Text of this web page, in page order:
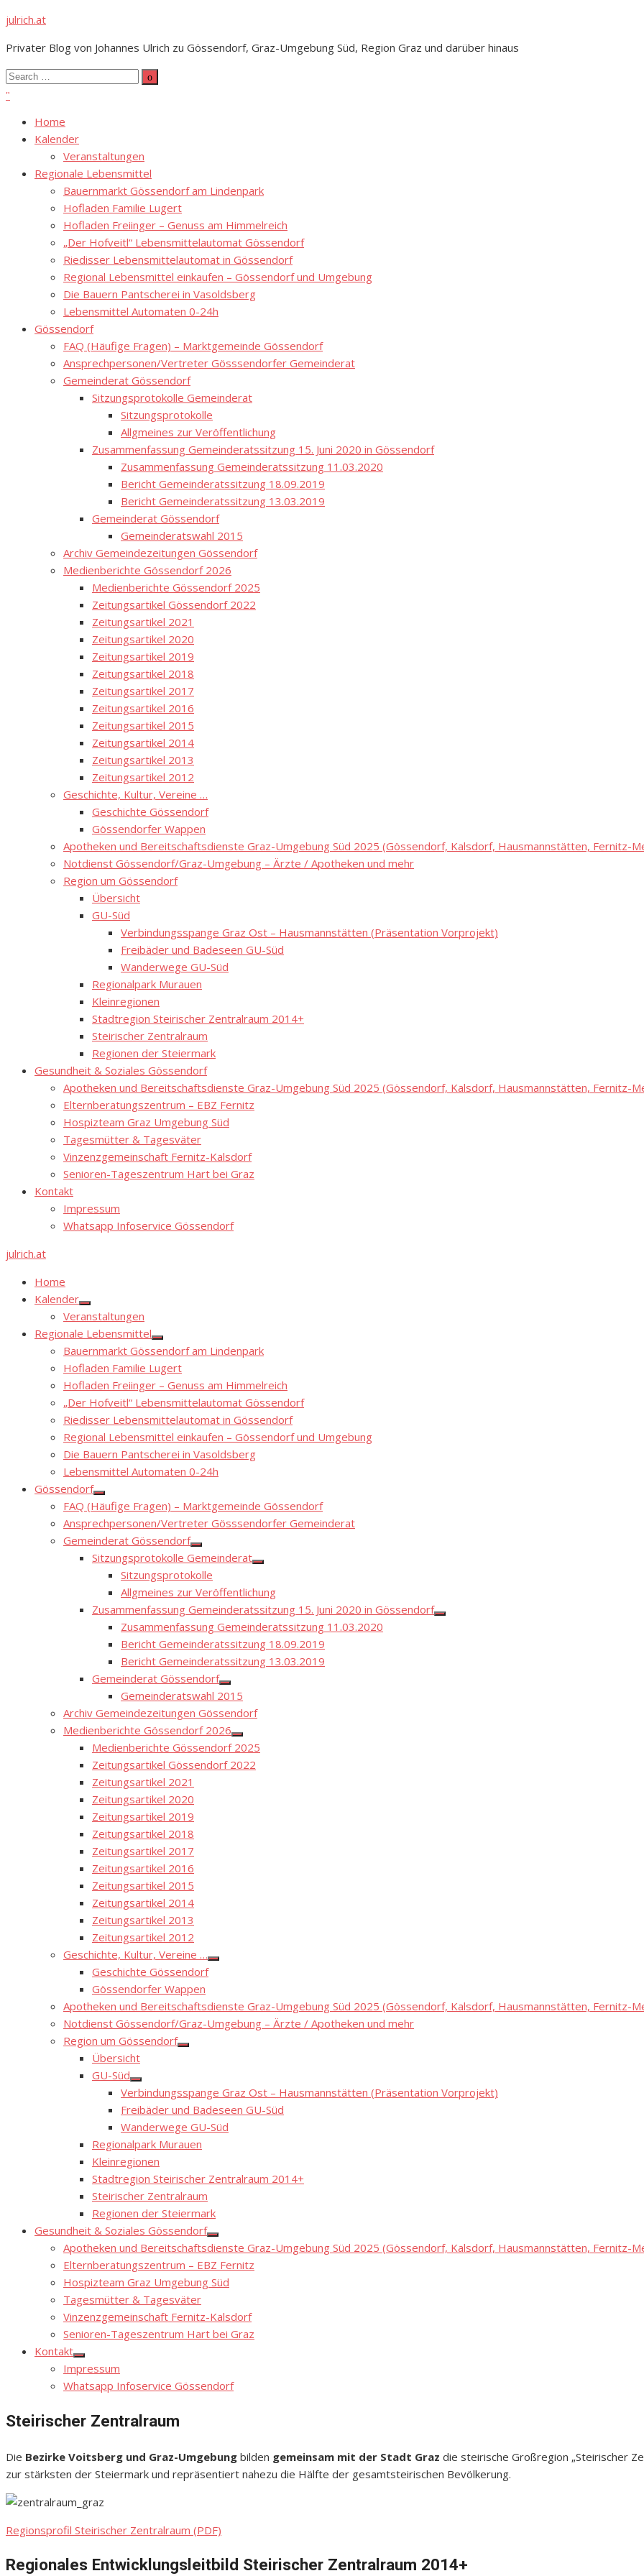
Skip
content
julrich.at
Privater Blog von Johannes Ulrich zu Gössendorf, Graz-Umgebung Süd, Region Graz und darüber hinaus
Search
for:
Search
Home
Kalender
Veranstaltungen
Regionale Lebensmittel
Bauernmarkt Gössendorf am Lindenpark
Hofladen Familie Lugert
Hofladen Freiinger – Genuss am Himmelreich
„Der Hofveitl“ Lebensmittelautomat Gössendorf
Riedisser Lebensmittelautomat in Gössendorf
Regional Lebensmittel einkaufen – Gössendorf und Umgebung
Die Bauern Pantscherei in Vasoldsberg
Lebensmittel Automaten 0-24h
Gössendorf
FAQ (Häufige Fragen) – Marktgemeinde Gössendorf
Ansprechpersonen/Vertreter Gösssendorfer Gemeinderat
Gemeinderat Gössendorf
Sitzungsprotokolle Gemeinderat
Sitzungsprotokolle
Allgmeines zur Veröffentlichung
Zusammenfassung Gemeinderatssitzung 15. Juni 2020 in Gössendorf
Zusammenfassung Gemeinderatssitzung 11.03.2020
Bericht Gemeinderatssitzung 18.09.2019
Bericht Gemeinderatssitzung 13.03.2019
Gemeinderat Gössendorf
Gemeinderatswahl 2015
Archiv Gemeindezeitungen Gössendorf
Medienberichte Gössendorf 2026
Medienberichte Gössendorf 2025
Zeitungsartikel Gössendorf 2022
Zeitungsartikel 2021
Zeitungsartikel 2020
Zeitungsartikel 2019
Zeitungsartikel 2018
Zeitungsartikel 2017
Zeitungsartikel 2016
Zeitungsartikel 2015
Zeitungsartikel 2014
Zeitungsartikel 2013
Zeitungsartikel 2012
Geschichte, Kultur, Vereine …
Geschichte Gössendorf
Gössendorfer Wappen
Apotheken und Bereitschaftsdienste Graz-Umgebung Süd 2025 (Gössendorf, Kalsdorf, Hausmannstätten, Fernitz-
Notdienst Gössendorf/Graz-Umgebung – Ärzte / Apotheken und mehr
Region um Gössendorf
Übersicht
GU-Süd
Verbindungsspange Graz Ost – Hausmannstätten (Präsentation Vorprojekt)
Freibäder und Badeseen GU-Süd
Wanderwege GU-Süd
Regionalpark Murauen
Kleinregionen
Stadtregion Steirischer Zentralraum 2014+
Steirischer Zentralraum
Regionen der Steiermark
Gesundheit & Soziales Gössendorf
Apotheken und Bereitschaftsdienste Graz-Umgebung Süd 2025 (Gössendorf, Kalsdorf, Hausmannstätten, Fernitz-
Elternberatungszentrum – EBZ Fernitz
Hospizteam Graz Umgebung Süd
Tagesmütter & Tagesväter
Vinzenzgemeinschaft Fernitz-Kalsdorf
Senioren-Tageszentrum Hart bei Graz
Kontakt
Impressum
Whatsapp Infoservice Gössendorf
julrich.at
Home
Kalender
Show
sub
menu
Veranstaltungen
Regionale Lebensmittel
Show
sub
menu
Bauernmarkt Gössendorf am Lindenpark
Hofladen Familie Lugert
Hofladen Freiinger – Genuss am Himmelreich
„Der Hofveitl“ Lebensmittelautomat Gössendorf
Riedisser Lebensmittelautomat in Gössendorf
Regional Lebensmittel einkaufen – Gössendorf und Umgebung
Die Bauern Pantscherei in Vasoldsberg
Lebensmittel Automaten 0-24h
Gössendorf
Show
sub
menu
FAQ (Häufige Fragen) – Marktgemeinde Gössendorf
Ansprechpersonen/Vertreter Gösssendorfer Gemeinderat
Gemeinderat Gössendorf
Show
sub
menu
Sitzungsprotokolle Gemeinderat
Show
menu
Sitzungsprotokolle
Allgmeines zur Veröffentlichung
Zusammenfassung Gemeinderatssitzung 15. Juni 2020 in Gössendorf
Show
Zusammenfassung Gemeinderatssitzung 11.03.2020
Bericht Gemeinderatssitzung 18.09.2019
Bericht Gemeinderatssitzung 13.03.2019
Gemeinderat Gössendorf
Show
sub
menu
Gemeinderatswahl 2015
Archiv Gemeindezeitungen Gössendorf
Medienberichte Gössendorf 2026
Show
sub
menu
Medienberichte Gössendorf 2025
Zeitungsartikel Gössendorf 2022
Zeitungsartikel 2021
Zeitungsartikel 2020
Zeitungsartikel 2019
Zeitungsartikel 2018
Zeitungsartikel 2017
Zeitungsartikel 2016
Zeitungsartikel 2015
Zeitungsartikel 2014
Zeitungsartikel 2013
Zeitungsartikel 2012
Geschichte, Kultur, Vereine …
Show
Geschichte Gössendorf
Gössendorfer Wappen
Apotheken und Bereitschaftsdienste Graz-Umgebung Süd 2025 (Gössendorf, Kalsdorf, Hausmannstätten, Fernitz-
Notdienst Gössendorf/Graz-Umgebung – Ärzte / Apotheken und mehr
Region um Gössendorf
Show
Übersicht
GU-Süd
Show
sub
menu
Verbindungsspange Graz Ost – Hausmannstätten (Präsentation Vorprojekt)
Freibäder und Badeseen GU-Süd
Wanderwege GU-Süd
Regionalpark Murauen
Kleinregionen
Stadtregion Steirischer Zentralraum 2014+
Steirischer Zentralraum
Regionen der Steiermark
Gesundheit & Soziales Gössendorf
Show
sub
menu
Apotheken und Bereitschaftsdienste Graz-Umgebung Süd 2025 (Gössendorf, Kalsdorf, Hausmannstätten, Fernitz-
Elternberatungszentrum – EBZ Fernitz
Hospizteam Graz Umgebung Süd
Tagesmütter & Tagesväter
Vinzenzgemeinschaft Fernitz-Kalsdorf
Senioren-Tageszentrum Hart bei Graz
Kontakt
Show
sub
menu
Impressum
Whatsapp Infoservice Gössendorf
Steirischer Zentralraum
Die Bezirke Voitsberg und Graz-Umgebung bilden gemeinsam mit der Stadt Graz die steirische Großregion „Steirischer
zur stärksten der Steiermark und repräsentiert nahezu die Hälfte der gesamtsteirischen Bevölkerung.
Regionsprofil Steirischer Zentralraum (PDF)
Regionales Entwicklungsleitbild Steirischer Zentralraum 2014+